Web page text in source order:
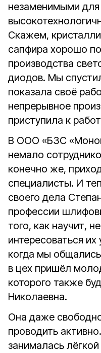
незаменимыми для
Скажем,
сапфира хорошо
производства
диодов. Мы
показала своё
непрерывное
приступила к
В ООО «БЗС
немало
конечно же,
специалисты. И
своего дела
профессии
того, как научит,
интересоваться
когда мы
в цех пришёл
которого также
Николаевна.
Она даже
проводить
занималась